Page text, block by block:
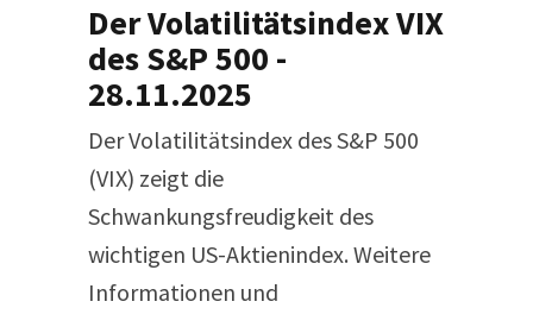
Der Volatilitätsindex VIX
des S&P 500 -
28.11.2025
Der Volatilitätsindex des S&P 500
(VIX) zeigt die
Schwankungsfreudigkeit des
wichtigen US-Aktienindex. Weitere
Informationen und